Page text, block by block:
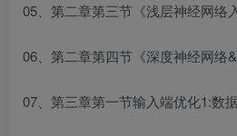
05、第二章第三节《浅层神经网络
06、第二章第四节《深度神经网络
07、第三章第一节输入端优化1:数